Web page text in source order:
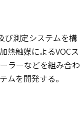
び測定システムを構
熱触媒によるVOCス
ラーなどを組み合わ
ムを開発する。